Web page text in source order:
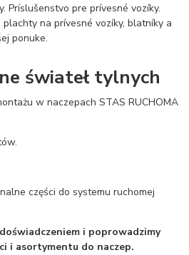
Príslušenstvo pre prívesné vozíky.
na prívesné vozíky, blatníky a
ponuke.
świateł tylnych
w naczepach STAS RUCHOMA
części do systemu ruchomej
i poprowadzimy
i asortymentu do naczep.